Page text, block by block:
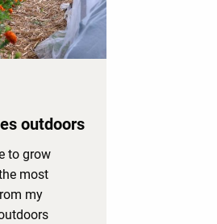
outdoors
to grow
most
my